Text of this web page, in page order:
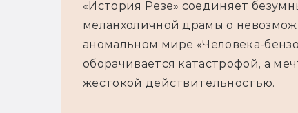
«История Резе» соединяет
меланхоличной драмы о
аномальном мире «Человека-
оборачивается катастрофой, а
жестокой действительностью.